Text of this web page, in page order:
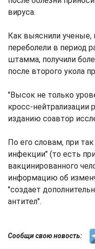
вируса.
Как выяснили
переболели в период
штамма, получили
после второго укола
"Высок не только
кросс-нейтрализации
изданию соавтор
По его словам, при
инфекции" (то есть
вакцинированного
информацию об
"создает
антител".
Сообщи свою новость: